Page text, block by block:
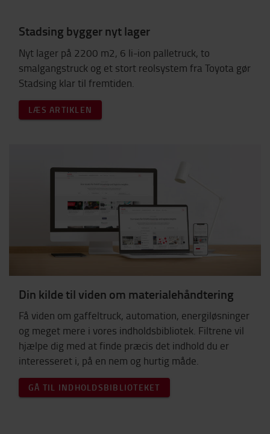
Stadsing bygger nyt lager
Nyt lager på 2200 m2, 6 li-ion palletruck, to
smalgangstruck og et stort reolsystem fra Toyota gør
Stadsing klar til fremtiden.
LÆS ARTIKLEN
Din kilde til viden om materialehåndtering
Få viden om gaffeltruck, automation, energiløsninger
og meget mere i vores indholdsbibliotek. Filtrene vil
hjælpe dig med at finde præcis det indhold du er
interesseret i, på en nem og hurtig måde.
GÅ TIL INDHOLDSBIBLIOTEKET